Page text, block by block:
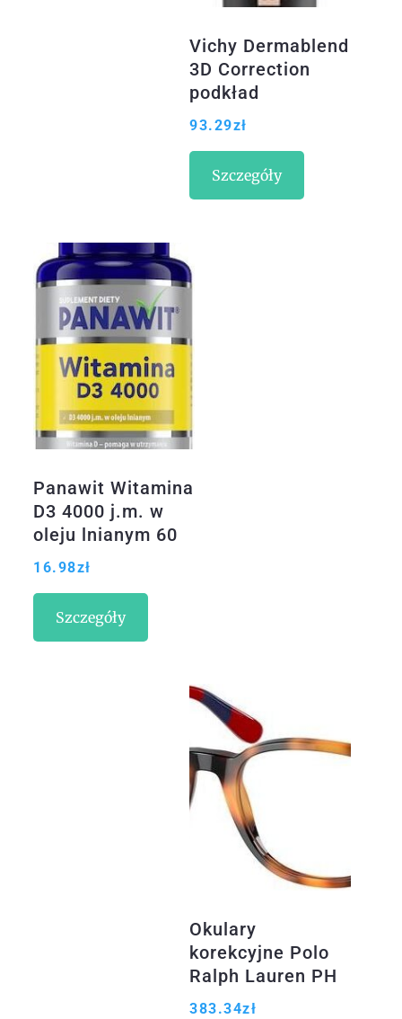
Vichy Dermablend
3D Correction
podkład
korygująco-
Beige 30ml
93.29zł
Szczegóły
Panawit Witamina
D3 4000 j.m. w
oleju lnianym 60
kaps.
16.98zł
Szczegóły
Okulary
korekcyjne Polo
Ralph Lauren PH
2228 5303
383.34zł